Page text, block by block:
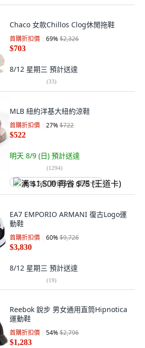
Chaco 女款Chillos Clog休閒拖鞋
首購折扣價 69%$2,326
$703
8/12 星期三 預計送達
(33)
MLB 紐約洋基大紐約涼鞋
首購折扣價 27%$722
$522
明天 8/9 (日) 預計送達
(1294)
满 $1,500 再省 $75 (王道卡)
EA7 EMPORIO ARMANI 復古Logo運
動鞋
首購折扣價 60%$9,726
$3,830
8/12 星期三 預計送達
(19)
Reebok 銳步 男女通用直筒Hipnotica
運動鞋
首購折扣價 54%$2,796
$1,283